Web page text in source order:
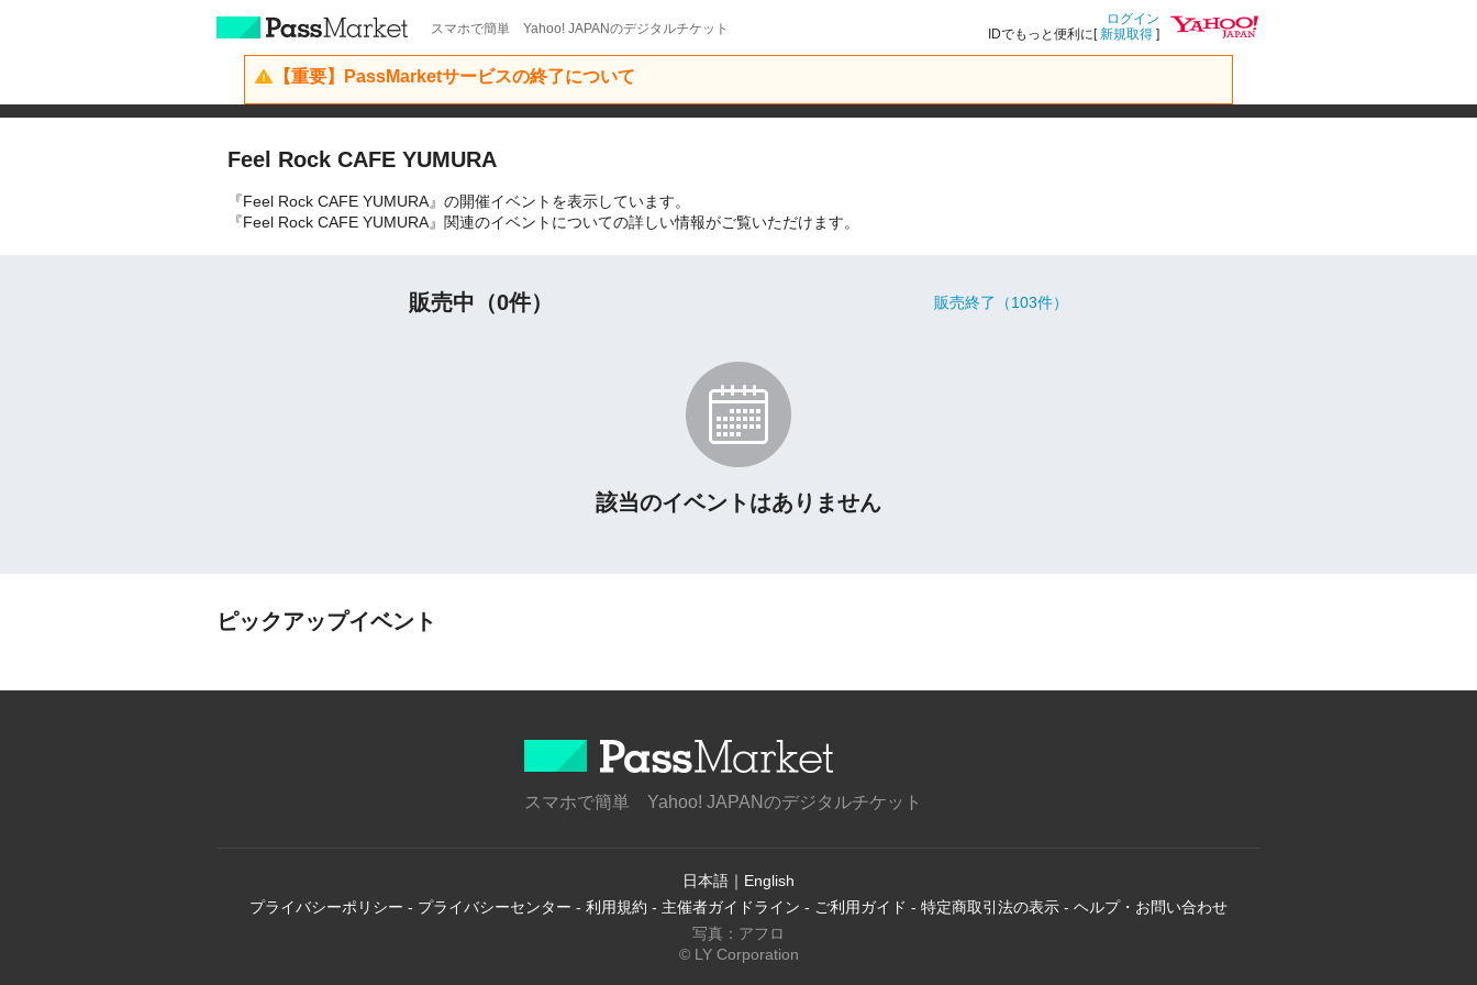
スマホで簡単 Yahoo! JAPANのデジタルチケット
ログイン
IDでもっと便利に[新規取得 ]
【重要】PassMarketサービスの終了について
Feel Rock CAFE YUMURA
『Feel Rock CAFE YUMURA』の開催イベントを表示しています。
『Feel Rock CAFE YUMURA』関連のイベントについての詳しい情報がご覧いただけます。
販売中（0件） 販売終了（103件）
該当のイベントはありません
ピックアップイベント
スマホで簡単 Yahoo! JAPANのデジタルチケット
日本語 ｜ English
プライバシーポリシー - プライバシーセンター - 利用規約 - 主催者ガイドライン - ご利用ガイド - 特定商取引法の表示 - ヘルプ・お問い合わせ
写真：アフロ
© LY Corporation